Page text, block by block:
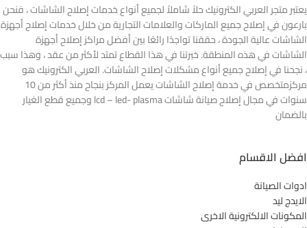
يعتبر متجر العربي الكترونيك حلاً شاملاً لجميع أنواع خدمات إصلاح الشاشات ، فنحن
بارعون في إصلاح جميع الماركات والعلامات التجارية من خلال خدمات إصلاح أجهزة
الشاشات عالية الجودة ، حققنا تواجدًا رائعًا بين أفضل مراكز إصلاح أجهزة
الشاشات في هذه المنطقة. خبرتنا في هذا القطاع تمتد لأكثر من عقد ، وهذا سبب
، نجحنا في إصلاح جميع أنواع مشكلات إصلاح الشاشات. العربي الكترونيك هو
مركزمتخصص في خدمة إصلاح الشاشات يعمل المركز بنجاح منذ أكثر من 10
سنوات في مجال إصلاح صيانة شاشات lcd – led- plasma وجميع قطع الغيار
بالضمان
افضل الاقسام
ادوات الصيانة
الايدج ليد
المكونات الالكترونية الاخرى